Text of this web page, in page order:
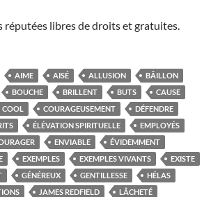
réputées libres de droits et gratuites.
AIME AISÉ ALLUSION
BÂILLON
BOUCHE BRILLENT BUTS
CAUSE
COOL COURAGEUSEMENT
DÉFENDRE
ÉLÉVATION SPIRITUELLE
EMPLOYÉS
ENVIABLE
ÉVIDEMMENT
EXEMPLES EXEMPLES VIVANTS
EXISTE
GÉNÉREUX GENTILLESSE
HÉLAS
JAMES REDFIELD
LÂCHETÉ